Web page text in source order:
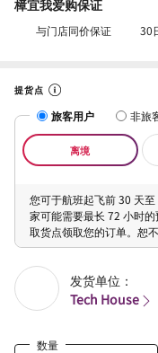
樟宜我爱购保证
与门店同价保证 30
提货点
旅客用户 非旅
离境
您可于航班起飞前 30 天
家可能需要最长 72 小时
取货点领取您的订单。恕
发货单位：
Tech House
数量